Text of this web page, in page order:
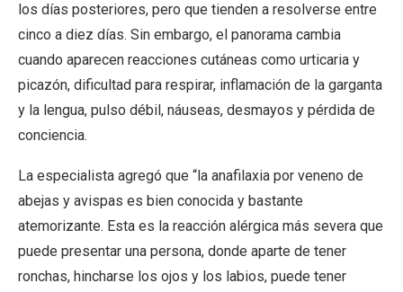
los días posteriores, pero que tienden a resolverse entre
cinco a diez días. Sin embargo, el panorama cambia
cuando aparecen reacciones cutáneas como urticaria y
picazón, dificultad para respirar, inflamación de la garganta
y la lengua, pulso débil, náuseas, desmayos y pérdida de
conciencia.
La especialista agregó que “la anafilaxia por veneno de
abejas y avispas es bien conocida y bastante
atemorizante. Esta es la reacción alérgica más severa que
puede presentar una persona, donde aparte de tener
ronchas, hincharse los ojos y los labios, puede tener